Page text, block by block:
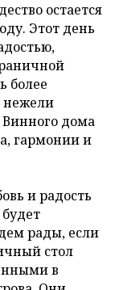
остается
Этот день
более
нежели
Винного дома
гармонии и
и радость
рады, если
стол
в